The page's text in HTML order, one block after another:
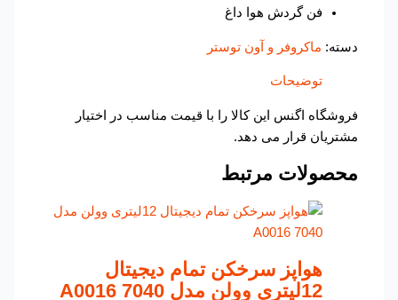
فن گردش هوا داغ
ماکروفر و آون توستر
توضیحات
فروشگاه اگنس این کالا را با قیمت مناسب در اختیار
مشتریان قرار می دهد.
محصولات مرتبط
هواپز سرخکن تمام دیجیتال